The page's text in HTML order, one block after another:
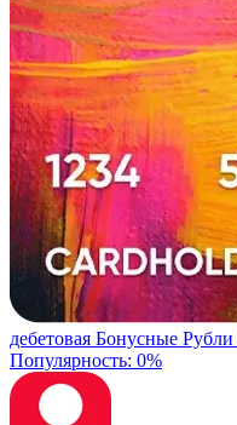
дебетовая Бонусные Рубли
Популярность: 0%